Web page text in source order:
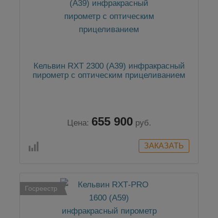
Кельвин RXТ 2300 (А39) инфракрасный
пирометр с оптическим прицеливанием
Цена: 655 900 руб.
Госреестр